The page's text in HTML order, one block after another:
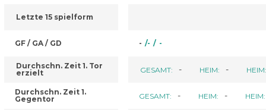
Letzte 15 spielform
GF / GA / GD
Durchschn. Zeit 1. Tor
erzielt
Durchschn. Zeit 1.
Gegentor
- /- / -
GESAMT: - HEIM: - HEIM:
GESAMT: - HEIM: - HEIM: